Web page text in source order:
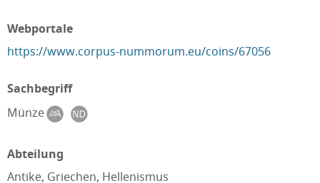
Webportale
https://www.corpus-nummorum.eu/coins/67056
Sachbegriff
Münze
Abteilung
Antike, Griechen, Hellenismus